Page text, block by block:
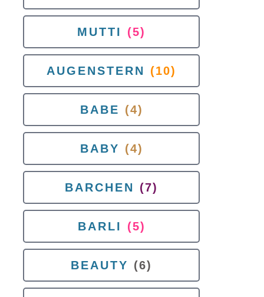
MUTTI (5)
AUGENSTERN (10)
BABE (4)
BABY (4)
BARCHEN (7)
BARLI (5)
BEAUTY (6)